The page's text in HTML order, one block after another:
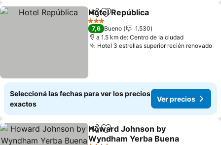
CompartirAñadir a favoritos
Hotel República
3 Estrellas
7,6 Bueno
1.530
a 1.5 km de: Centro de la ciudad
Hotel 3 estrellas superior recién renovado
Seleccioná las fechas para ver los precios
exactos
Ver precios
CompartirAñadir a favoritos
Howard Johnson by
Wyndham Yerba Buena